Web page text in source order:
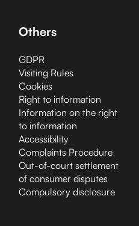
Others
GDPR
Visiting Rules
Cookies
Right to information
Information on the right
to information
Accessibility
Complaints Procedure
Out-of-court settlement
of consumer disputes
Compulsory disclosure